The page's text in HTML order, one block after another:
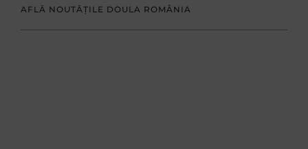
AFLĂ NOUTĂȚILE DOULA ROMÂNIA